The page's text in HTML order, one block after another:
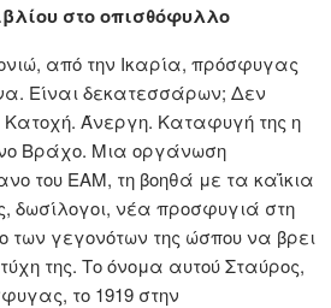
στο οπισθόφυλλο
από την Ικαρία, πρόσφυγας
Είναι δεκατεσσάρων; Δεν
Κατοχή. Άνεργη. Καταφυγή της η
Βράχο. Μια οργάνωση
του ΕΑΜ, τη βοηθά με τα καΐκια
δωσίλογοι, νέα προσφυγιά στη
γεγονότων της ώσπου να βρει
της. Το όνομα αυτού Σταύρος,
το 1919 στην